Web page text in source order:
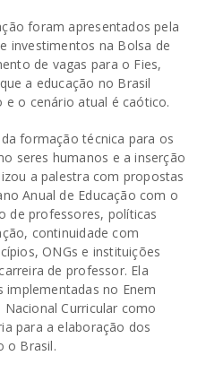
foram apresentados pela
investimentos na Bolsa de
de vagas para o Fies,
a educação no Brasil
o cenário atual é caótico.
formação técnica para os
seres humanos e a inserção
a palestra com propostas
Anual de Educação com o
de professores, políticas
continuidade com
ONGs e instituições
de professor. Ela
no Enem
Curricular como
para a elaboração dos
o Brasil.